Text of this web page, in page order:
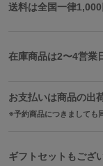
送料は全国一律1,000
在庫商品は2〜4営業
お支払いは商品の出
予約商品につきましても
ギフトセットもござ